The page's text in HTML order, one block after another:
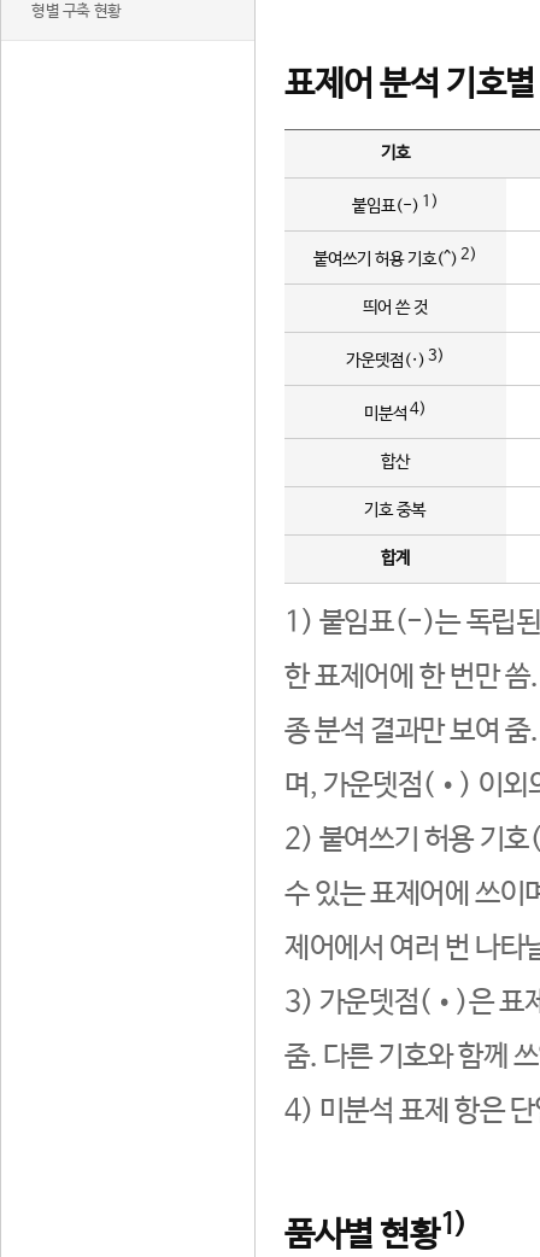
형별 구축 현황
표제어 분석 기호
기호
붙임표(-) 1)
붙여쓰기 허용 기호(^) 2)
띄어 쓴 것
가운뎃점(·) 3)
미분석 4)
합산
기호 중복
합계
1) 붙임표(-)는 독립된
한 표제어에 한 번만
종 분석 결과만 보여
며, 가운뎃점(•) 이외
2) 붙여쓰기 허용 기호
수 있는 표제어에 쓰이
제어에서 여러 번 나타
3) 가운뎃점(•)은 표
줌. 다른 기호와 함께
4) 미분석 표제 항은
품사별 현황1)